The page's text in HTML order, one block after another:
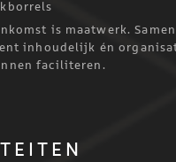
is maatwerk.
inhoudelijk én
faciliteren.